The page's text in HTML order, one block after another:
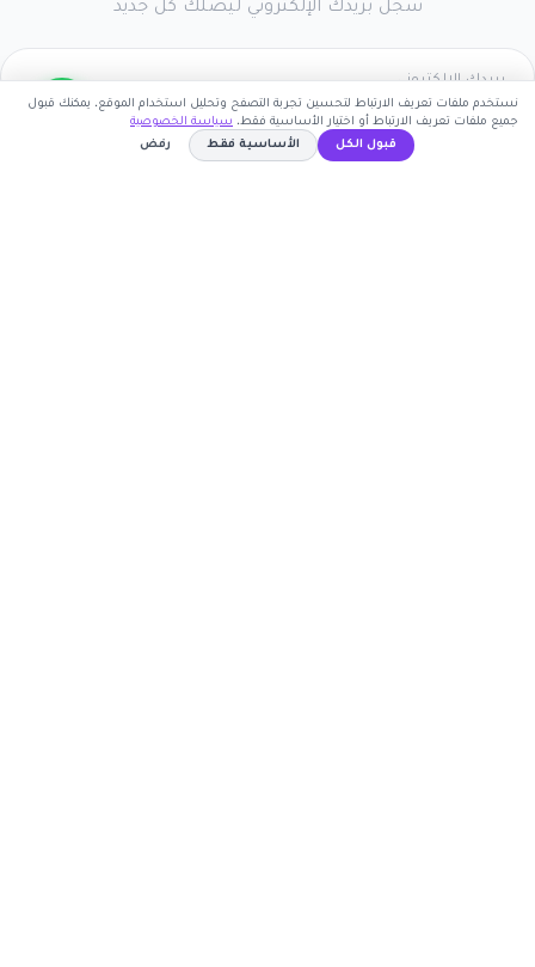
اشترك الآن
نستخدم ملفات تعريف الارتباط لتحسين تجربة التصفح وتحليل استخدام الموقع. يمكنك قبول
جميع ملفات تعريف الارتباط أو اختيار الأساسية فقط. سياسة الخصوصية
قبول الكل الأساسية فقط رفض